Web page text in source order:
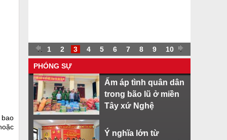
. 1 2 3 4 5 6 7 8 9 10 .
PHÓNG SỰ
Ấm áp tình quân dân
trong bão lũ ở miền
Tây xứ Nghệ
Ý nghĩa lớn từ